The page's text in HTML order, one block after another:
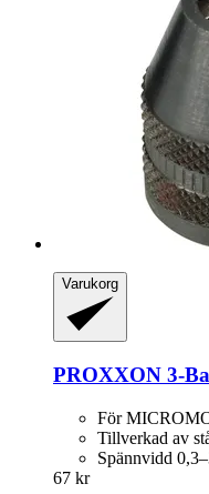
Varukorg
PROXXON 3-​
För
Tillverkad av
Spännvidd
67 kr